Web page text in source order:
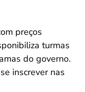
preços
turmas
do governo.
inscrever nas